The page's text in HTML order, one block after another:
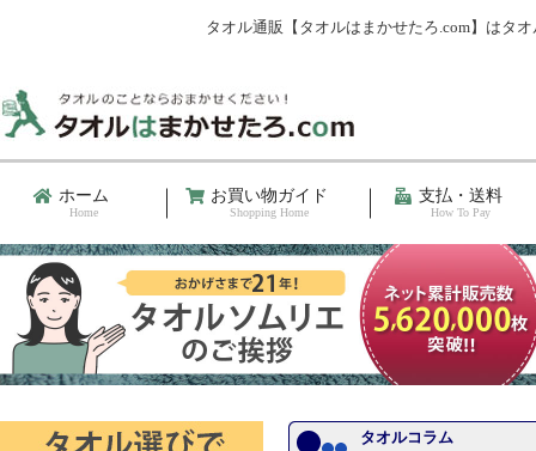
タオル通販【タオルはまかせたろ.com】はタ
ホーム
Home
お買い物ガイド
Shopping Home
支払・送料
How To Pay
タオルコラム